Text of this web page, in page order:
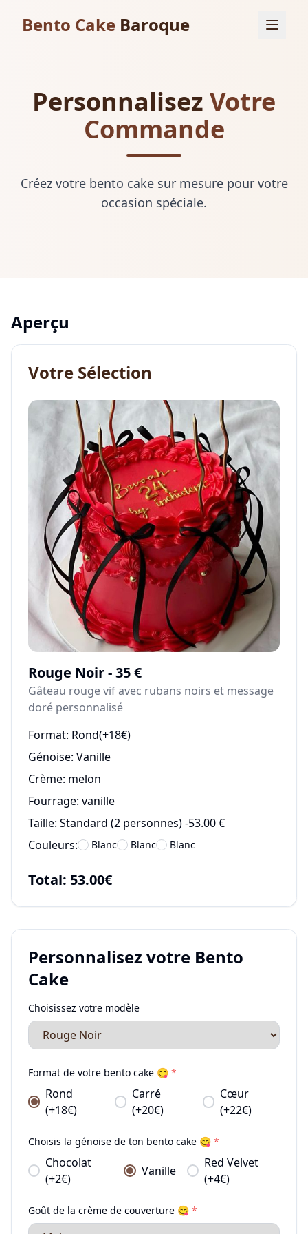
Bento Cake Baroque
Personnalisez Votre
Commande
Créez votre bento cake sur mesure pour votre
occasion spéciale.
Aperçu
Votre Sélection
Rouge Noir - 35 €
Gâteau rouge vif avec rubans noirs et message
doré personnalisé
Format: Rond(+18€)
Génoise: Vanille
Crème: melon
Fourrage: vanille
Taille: Standard (2 personnes) -53.00 €
Couleurs:
Blanc Blanc Blanc
Total: 53.00€
Personnalisez votre Bento
Cake
Choisissez votre modèle
Format de votre bento cake 😋 *
Rond
(+18€)
Carré
(+20€)
Cœur
(+22€)
Choisis la génoise de ton bento cake 😋 *
Chocolat
(+2€)
Vanille
Red Velvet
(+4€)
Goût de la crème de couverture 😋 *